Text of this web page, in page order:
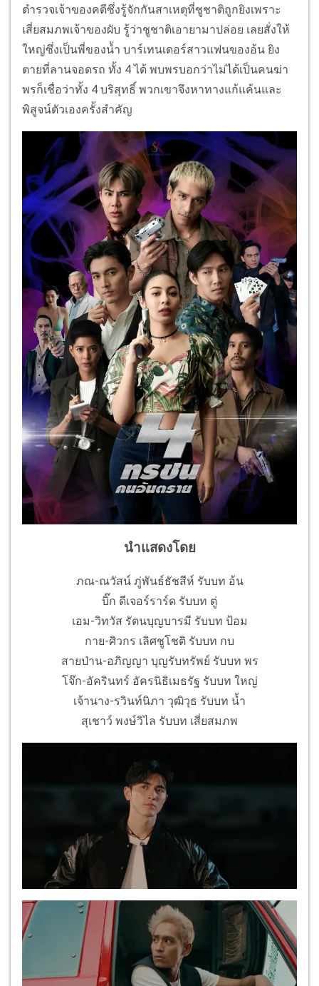
ตำรวจเจ้าของคดีซึ่งรู้จักกันสาเหตุที่ชูชาติถูกยิงเพราะ
เสี่ยสมภพเจ้าของผับ รู้ว่าชูชาติเอายามาปล่อย เลยสั่งให้
ใหญ่ซึ่งเป็นพี่ของน้ำ บาร์เทนเดอร์สาวแฟนของอ้น ยิง
ตายที่ลานจอดรถ ทั้ง 4 ได้ พบพรบอกว่าไม่ได้เป็นคนฆ่า
พรก็เชื่อว่าทั้ง 4 บริสุทธิ์ พวกเขาจึงหาทางแก้แค้นและ
พิสูจน์ตัวเองครั้งสำคัญ
นำแสดงโดย
ภณ-ณวัสน์ ภู่พันธ์ธัชสีห์ รับบท อ้น
บิ๊ก ดีเจอร์ราร์ด รับบท ตู่
เอม-วิทวัส รัตนบุญบารมี รับบท ป้อม
กาย-ศิวกร เลิศชูโชติ รับบท กบ
สายป่าน-อภิญญา บุญรับทรัพย์ รับบท พร
โจ๊ก-อัครินทร์ อัครนิธิเมธรัฐ รับบท ใหญ่
เจ้านาง-รวินท์นิภา วุฒิวุธ รับบท น้ำ
สุเชาว์ พงษ์วิไล รับบท เสี่ยสมภพ